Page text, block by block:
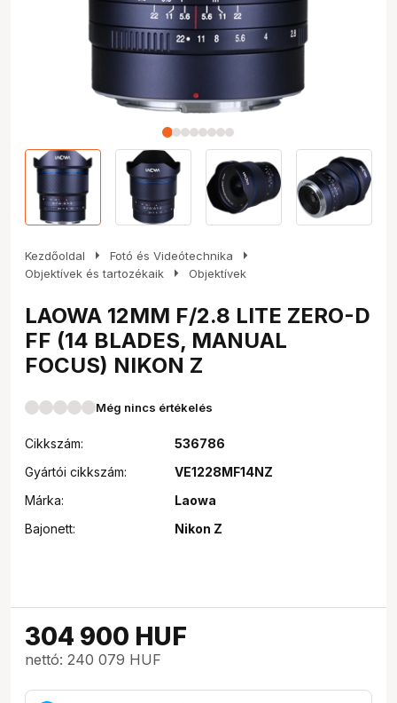
Kezdőoldal arrow_right Fotó és Videótechnika arrow_right
Objektívek és tartozékaik arrow_right Objektívek
LAOWA 12MM F/2.8 LITE ZERO-D
FF (14 BLADES, MANUAL
FOCUS) NIKON Z
Még nincs értékelés
Cikkszám:
536786
Gyártói cikkszám:
VE1228MF14NZ
Márka:
Laowa
Bajonett:
Nikon Z
304 900 HUF
nettó: 240 079 HUF